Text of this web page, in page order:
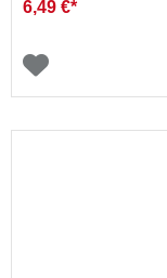
6,49 €*